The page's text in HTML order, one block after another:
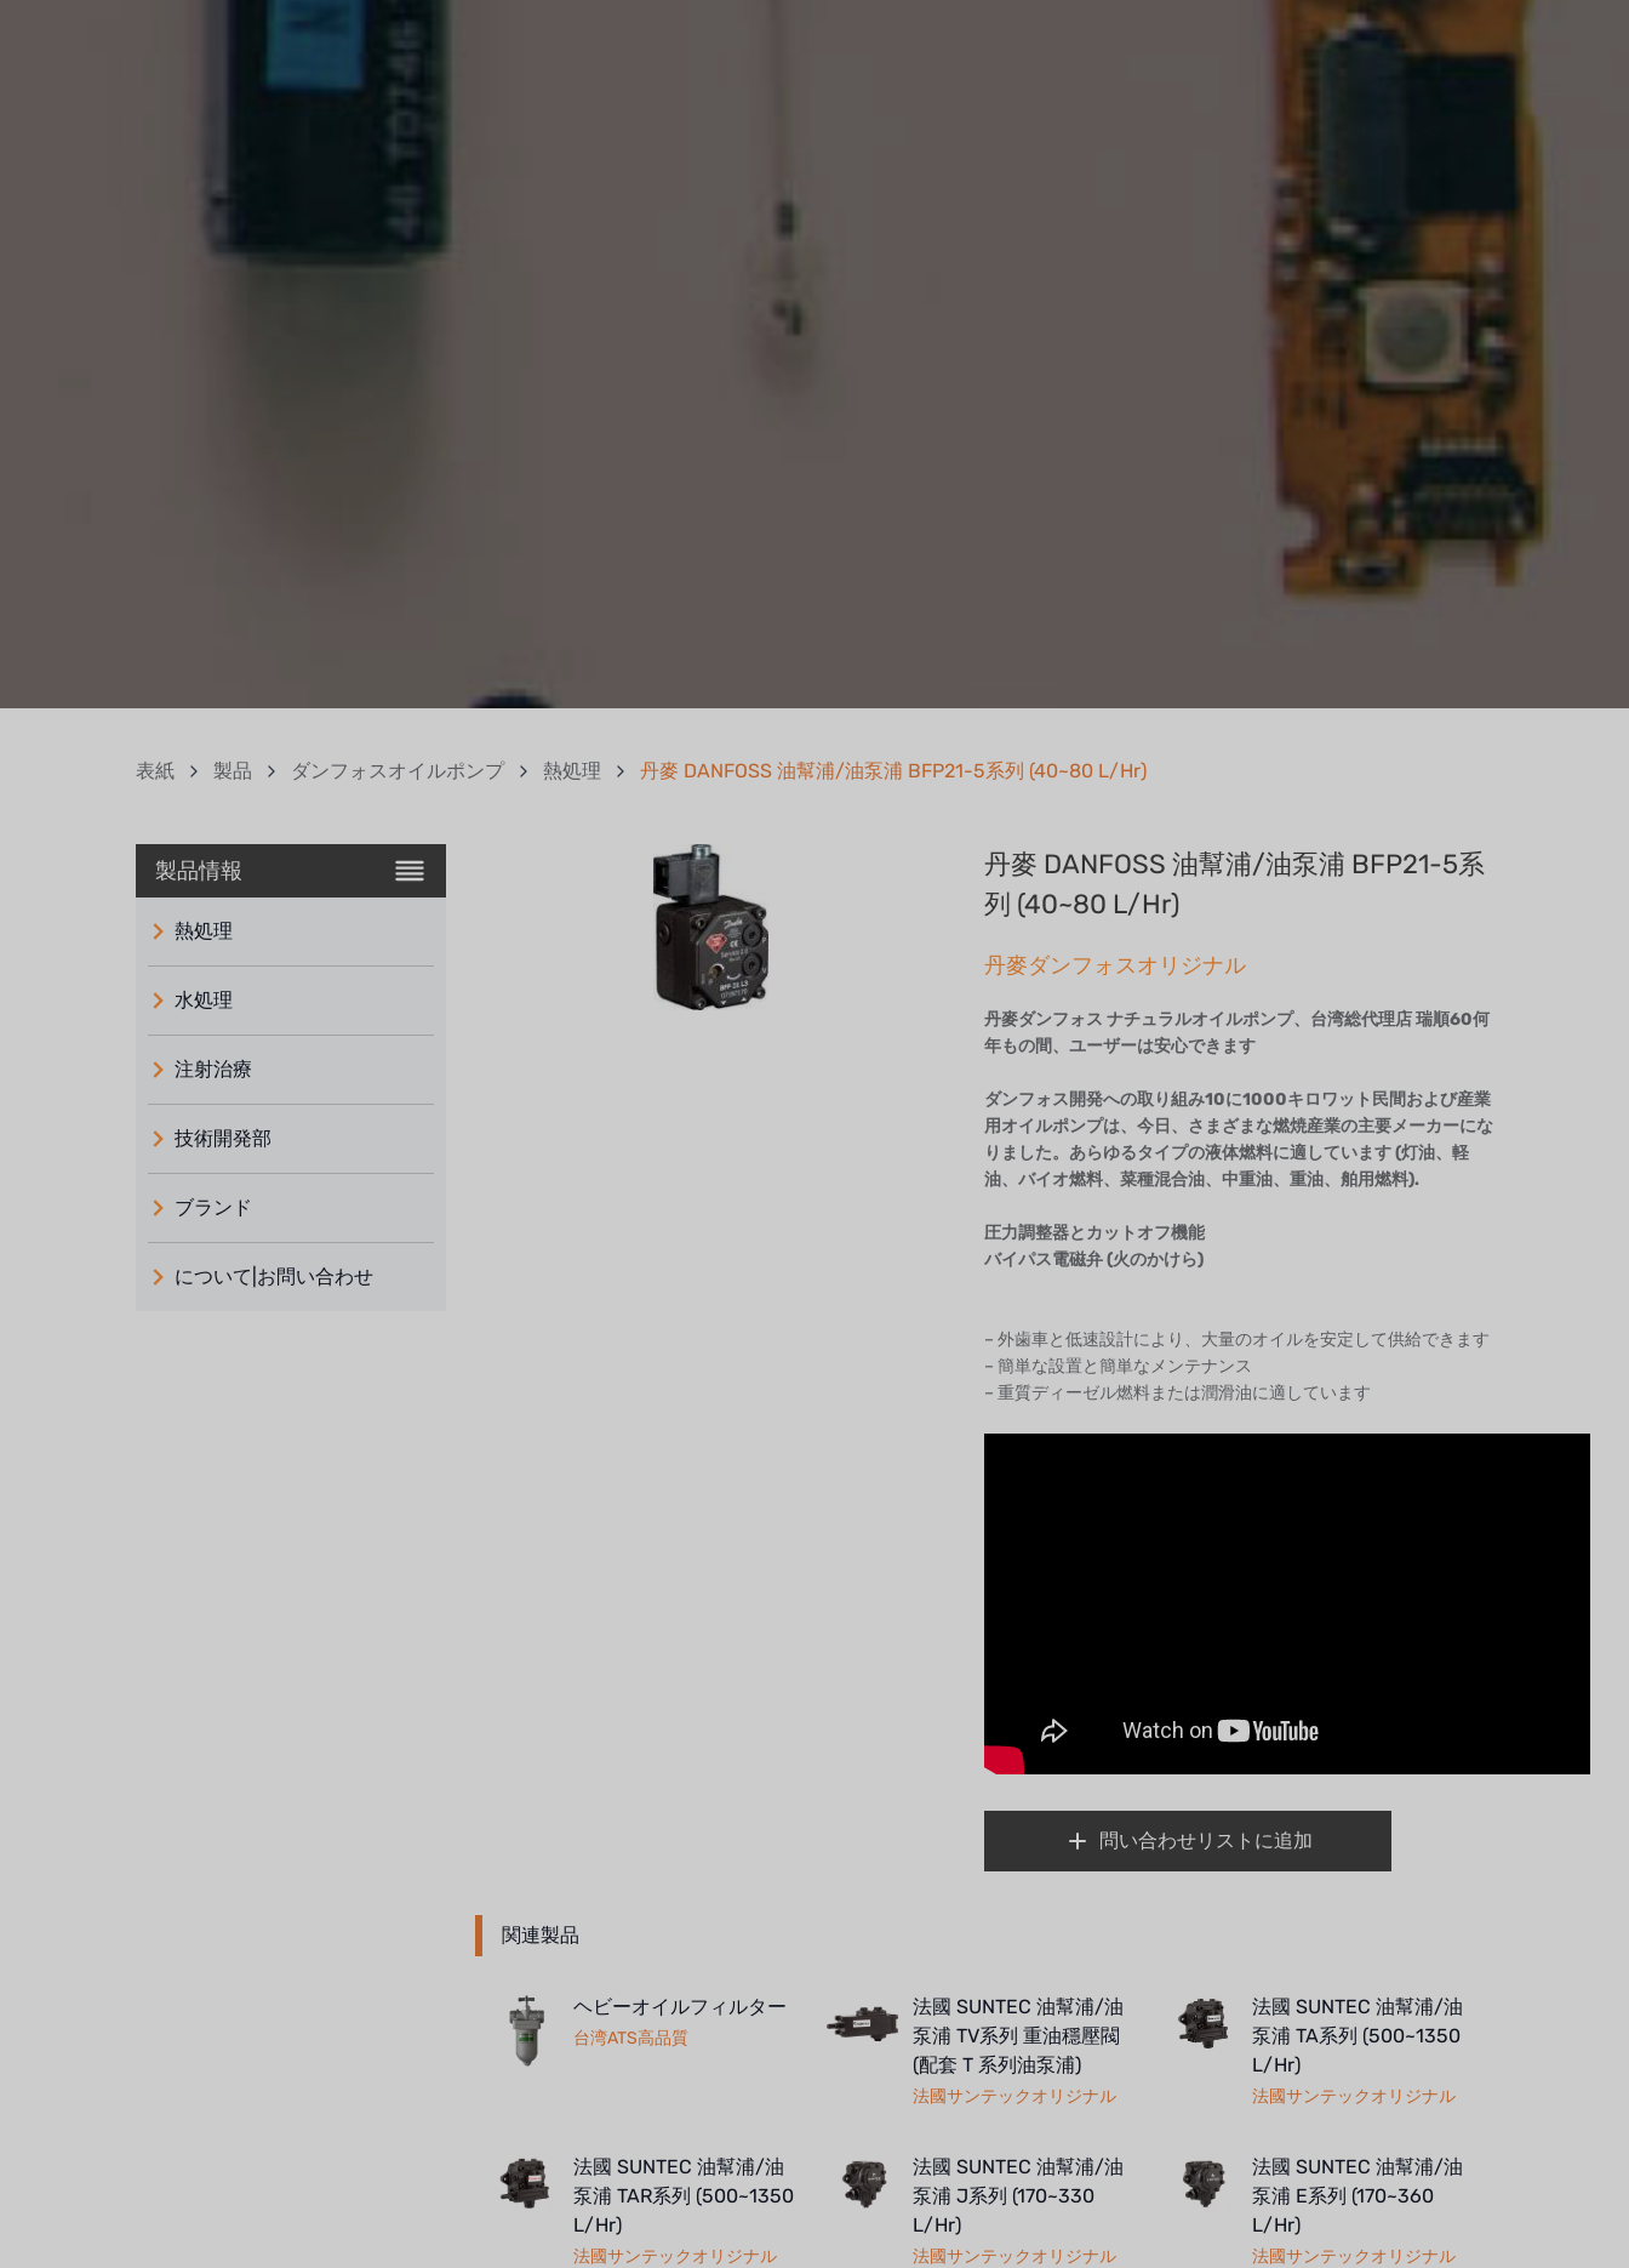
表紙 製品 ダンフォスオイルポンプ 熱処理 丹麥 DANFOSS 油幫浦/油泵浦 BFP21-5系列 (40~80 L/Hr)
製品情報
熱処理
水処理
注射治療
技術開発部
ブランド
義大利 ATLAS
について|お問い合わせ
丹麥 DANFOSS 油幫浦/油泵浦 BFP21-5系
列 (40~80 L/Hr)
丹麥ダンフォスオリジナル
丹麥ダンフォス ナチュラルオイルポンプ、台湾総代理店 瑞順60何
年もの間、ユーザーは安心できます
ダンフォス開発への取り組み10に1000キロワット 民間および産業
用オイルポンプは、今日、さまざまな燃焼産業の主要メーカーにな
りました。あらゆるタイプの液体燃料に適しています(灯油、軽
油、バイオ燃料、菜種混合油、中重油、重油、舶用燃料).
圧力調整器とカットオフ機能
バイパス電磁弁(火のかけら)
– 外歯車と低速設計により、大量のオイルを安定して供給できます
– 簡単な設置と簡単なメンテナンス
– 重質ディーゼル燃料または潤滑油に適しています
問い合わせリストに追加
関連製品
ヘビーオイルフィルター
台湾ATS高品質
法國 SUNTEC 油幫浦/油
泵浦 TV系列 重油穩壓閥
(配套 T 系列油泵浦)
法國サンテックオリジナル
法國 SUNTEC 油幫浦/油
泵浦 TA系列 (500~1350
L/Hr)
法國サンテックオリジナル
法國 SUNTEC 油幫浦/油
泵浦 TAR系列 (500~1350
L/Hr)
法國サンテックオリジナル
法國 SUNTEC 油幫浦/油
泵浦 J系列 (170~330
L/Hr)
法國サンテックオリジナル
法國 SUNTEC 油幫浦/油
泵浦 E系列 (170~360
L/Hr)
法國サンテックオリジナル